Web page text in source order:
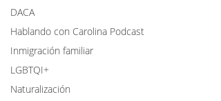
DACA
Hablando con Carolina Podcast
Inmigración familiar
LGBTQI+
Naturalización